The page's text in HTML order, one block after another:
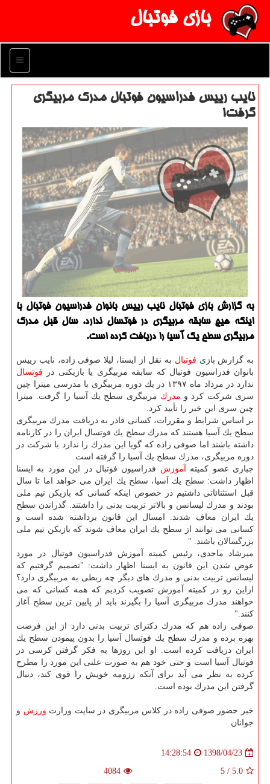
بازی فوتبال
منو
نایب رییس فدراسیون فوتبال مدرك مربیگری
گرفت!
به گزارش بازی فوتبال نایب رییس بانوان فدراسیون فوتبال با
اینكه هیچ سابقه مربیگری در فوتسال ندارد، سال قبل مدرك
مربیگری سطح یك آسیا را دریافت كرده است.
به گزارش بازی فوتبال به نقل از ایسنا، لیلا صوفی زاده، نایب رییس
بانوان فدراسیون فوتبال كه سابقه مربیگری یا بازیكنی در فوتسال
ندارد در مرداد ماه ۱۳۹۷ در یك دوره مربیگری با مدرسی میترا چین
سری شركت كرد و مدرك مربیگری سطح یك آسیا را گرفت. میترا
چین سری این خبر را تأیید كرد.
بر اساس شرایط و مقررات، كسانی قادر به دریافت مدرك مربیگری
سطح یك آسیا هستند كه مدرك سطح یك فوتسال ایران را در كارنامه
داشته باشند اما صوفی زاده كه گویا این مدرك را ندارد با شركت در
دوره مربیگری، مدرك سطح یك آسیا را گرفته است.
جباری عضو كمیته آموزش فدراسیون فوتبال در این مورد به ایسنا
اظهار داشت: سطح یك آسیا، سطح یك ایران می خواهد اما تا سال
قبل استثنائاتی داشتیم در خصوص اینكه كسانی كه بازیكن تیم ملی
بودند و مدرك لیسانس و بالاتر تربیت بدنی را داشتند. گذراندن سطح
یك ایران معاف شدند. امسال این قانون برداشته شده است و
كسانی می توانند از سطح یك ایران معاف شوند كه بازیكن تیم ملی
بزرگسالان باشند. "
میرشاد ماجدی، رئیس كمیته آموزش فدراسیون فوتبال در مورد
عوض شدن این قانون به ایسنا اظهار داشت: "تصمیم گرفتیم كه
لیسانس تربیت بدنی و مدرك های دیگر چه ربطی به مربیگری دارد؟
ازاین رو در كمیته آموزش تصویب كردیم كه همه كسانی كه می
خواهند مدرك مربیگری آسیا را بگیرند باید از پایین ترین سطح آغاز
كنند."
صوفی زاده هم كه مدرك دكترای تربیت بدنی دارد از این فرصت
بهره برده و مدرك سطح یك فوتسال آسیا را بدون پیمودن سطح یك
ایران دریافت كرده است. او این روزها به فكر گرفتن كرسی در
فوتبال آسیا است و حتی خود هم به صورت علنی این مورد را مطرح
كرده به نظر می آید برای آنكه رزومه خویش را قوی كند، دنبال
گرفتن این مدرك بوده است.
خبر حضور صوفی زاده در كلاس مربیگری در سایت وزارت ورزش و
جوانان
1398/04/23
14:28:54
5.0
/
5
4084